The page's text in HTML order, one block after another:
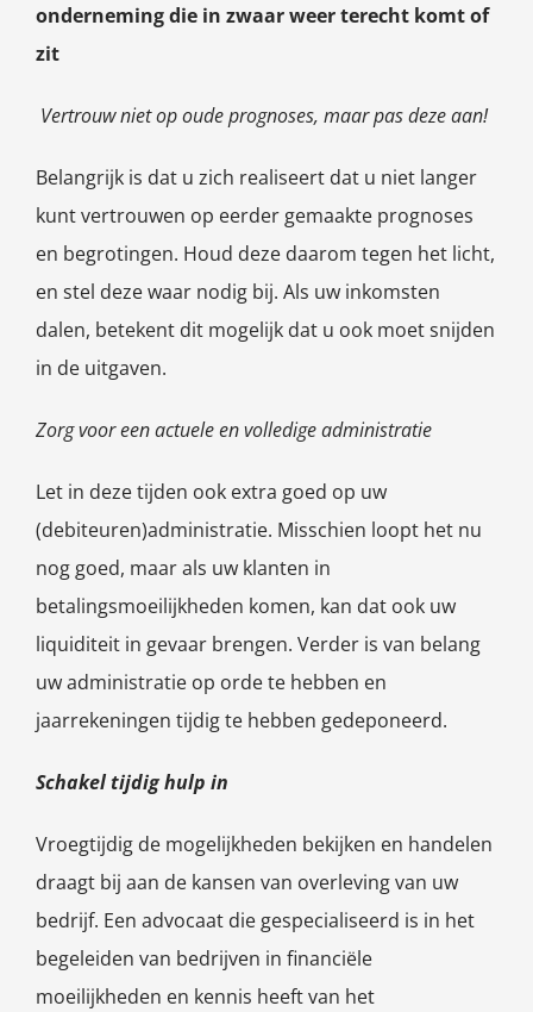
onderneming die in zwaar weer terecht komt of
zit
Vertrouw niet op oude prognoses, maar pas deze aan!
Belangrijk is dat u zich realiseert dat u niet langer
kunt vertrouwen op eerder gemaakte prognoses
en begrotingen. Houd deze daarom tegen het licht,
en stel deze waar nodig bij. Als uw inkomsten
dalen, betekent dit mogelijk dat u ook moet snijden
in de uitgaven.
Zorg voor een actuele en volledige administratie
Let in deze tijden ook extra goed op uw
(debiteuren)administratie. Misschien loopt het nu
nog goed, maar als uw klanten in
betalingsmoeilijkheden komen, kan dat ook uw
liquiditeit in gevaar brengen. Verder is van belang
uw administratie op orde te hebben en
jaarrekeningen tijdig te hebben gedeponeerd.
Schakel tijdig hulp in
Vroegtijdig de mogelijkheden bekijken en handelen
draagt bij aan de kansen van overleving van uw
bedrijf. Een advocaat die gespecialiseerd is in het
begeleiden van bedrijven in financiële
moeilijkheden en kennis heeft van het